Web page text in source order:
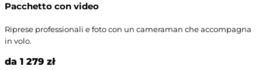
Pacchetto con video
Riprese professionali e foto con un cameraman che accompagna
in volo.
da 1 279 zł